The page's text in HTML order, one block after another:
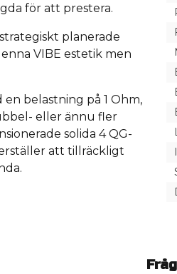
för att prestera.
planerade
VIBE estetik men
belastning på 1 Ohm,
eller ännu fler
solida 4 QG-
att tillräckligt